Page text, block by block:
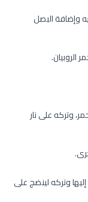
وإضافة البصل
الروبيان.
وتركه على نار
وتركه لينضج على